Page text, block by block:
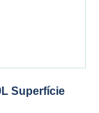
Superfície